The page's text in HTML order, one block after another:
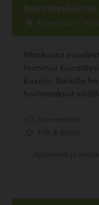
Kennelkuja 7,
Maskussa
toiminut
kissoja. Kaikilla
hoitomaksut